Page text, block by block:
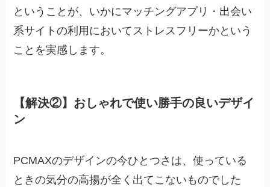
ということが、いかにマッチングアプリ・出会い
系サイトの利用においてストレスフリーかという
ことを実感します。
【解決②】おしゃれで使い勝手の良いデザイ
ン
PCMAXのデザインの今ひとつさは、使っている
ときの気分の高揚が全く出てこないものでした